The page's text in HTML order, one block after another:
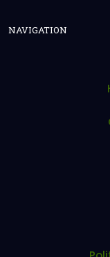
NAVIGATION